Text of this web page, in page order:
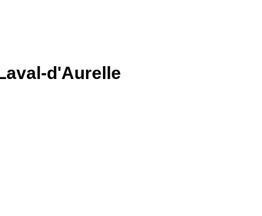
d'Aurelle